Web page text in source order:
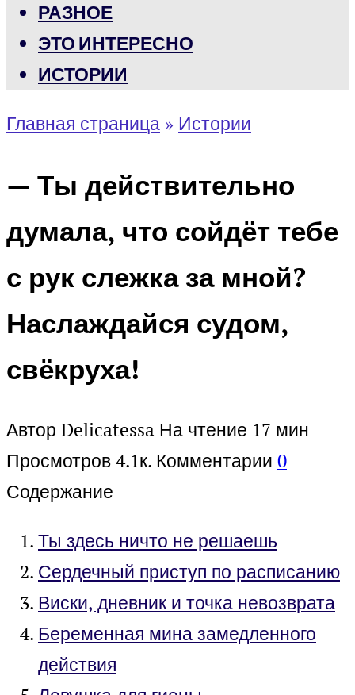
РАЗНОЕ
ЭТО ИНТЕРЕСНО
ИСТОРИИ
Главная страница » Истории
— Ты действительно
думала, что сойдёт тебе
с рук слежка за мной?
Наслаждайся судом,
свёкруха!
Автор Delicatessa На чтение 17 мин
Просмотров4.1к. Комментарии 0
Содержание
Ты здесь ничто не решаешь
Сердечный приступ по расписанию
Виски, дневник и точка невозврата
Беременная мина замедленного
действия